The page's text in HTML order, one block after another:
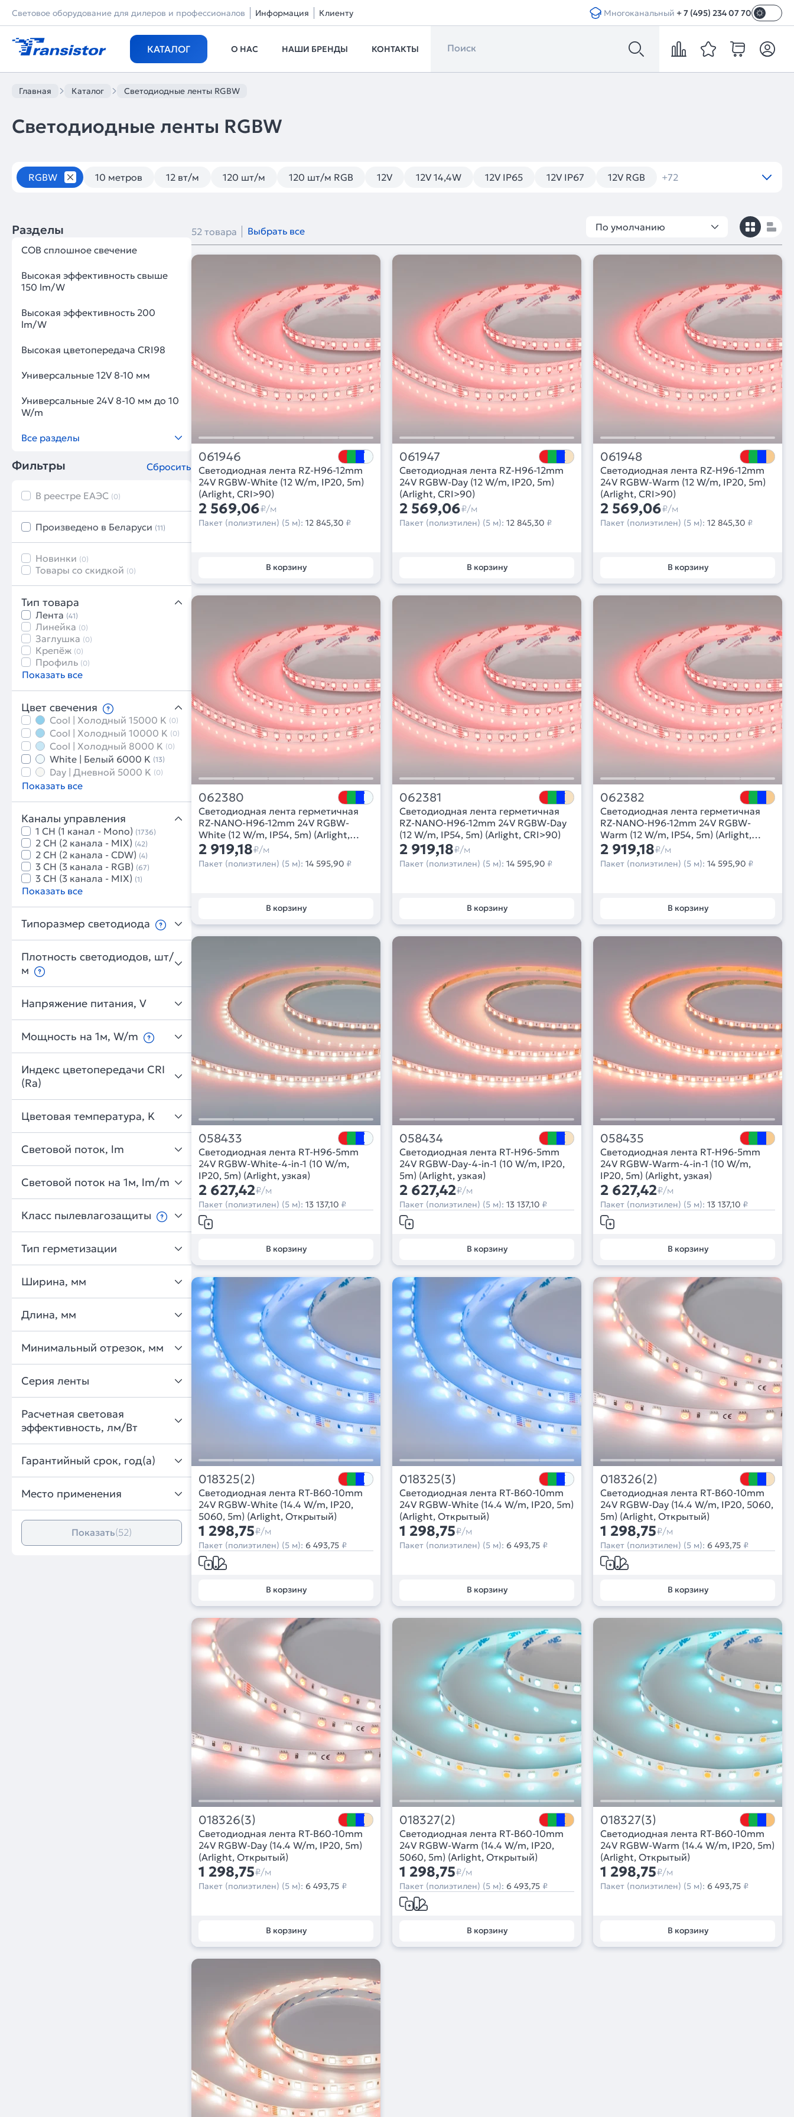
Световое оборудование для дилеров и профессионалов Информация Клиенту Многоканальный + 7 (495) 234 07 70
КАТАЛОГ О НАС НАШИ БРЕНДЫ КОНТАКТЫ
Главная Каталог Светодиодные ленты RGBW
Светодиодные ленты RGBW
RGBW
Светодиодные ленты
10 метров 12 вт/м 120 шт/м 120 шт/м RGB 12V 12V 14,4W 12V IP65 12V IP67 12V RGB +72
Разделы
COB сплошное свечение
Высокая эффективность свыше
150 lm/W
Высокая эффективность 200
lm/W
Высокая цветопередача CRI98
Универсальные 12V 8-10 мм
Универсальные 24V 8-10 мм до 10
W/m
Все разделы
Фильтры Сбросить
В реестре ЕАЭС (0)
Произведено в Беларуси (11)
Новинки (0)
Товары со скидкой (0)
Тип товара
Лента (41)
Линейка (0)
Заглушка (0)
Крепёж (0)
Профиль (0)
Показать все
Цвет свечения
Cool | Холодный 15000 K (0)
Cool | Холодный 10000 K (0)
Cool | Холодный 8000 K (0)
White | Белый 6000 K (13)
Day | Дневной 5000 K (0)
Показать все
Каналы управления
1 CH (1 канал - Mono) (1736)
2 CH (2 канала - MIX) (42)
2 CH (2 канала - CDW) (4)
3 CH (3 канала - RGB) (67)
3 CH (3 канала - MIX) (1)
Показать все
Типоразмер светодиода
Плотность светодиодов, шт/
м
Напряжение питания, V
Мощность на 1м, W/m
Индекс цветопередачи CRI
(Ra)
Цветовая температура, K
Световой поток, lm
Световой поток на 1м, lm/m
Класс пылевлагозащиты
Тип герметизации
Ширина, мм
Длина, мм
Минимальный отрезок, мм
Серия ленты
Расчетная световая
эффективность, лм/Вт
Гарантийный срок, год(а)
Место применения
Показать(52)
52 товара Выбрать все По умолчанию
061946
Светодиодная лента RZ-H96-12mm
24V RGBW-White (12 W/m, IP20, 5m)
(Arlight, CRI>90)
2 569,06₽/м
Пакет (полиэтилен) (5 м): 12 845,30 ₽
В корзину
061947
Светодиодная лента RZ-H96-12mm
24V RGBW-Day (12 W/m, IP20, 5m)
(Arlight, CRI>90)
2 569,06₽/м
Пакет (полиэтилен) (5 м): 12 845,30 ₽
В корзину
061948
Светодиодная лента RZ-H96-12mm
24V RGBW-Warm (12 W/m, IP20, 5m)
(Arlight, CRI>90)
2 569,06₽/м
Пакет (полиэтилен) (5 м): 12 845,30 ₽
В корзину
062380
Светодиодная лента герметичная
RZ-NANO-H96-12mm 24V RGBW-
White (12 W/m, IP54, 5m) (Arlight,
CRI>90)
2 919,18₽/м
Пакет (полиэтилен) (5 м): 14 595,90 ₽
В корзину
062381
Светодиодная лента герметичная
RZ-NANO-H96-12mm 24V RGBW-Day
(12 W/m, IP54, 5m) (Arlight, CRI>90)
2 919,18₽/м
Пакет (полиэтилен) (5 м): 14 595,90 ₽
В корзину
062382
Светодиодная лента герметичная
RZ-NANO-H96-12mm 24V RGBW-
Warm (12 W/m, IP54, 5m) (Arlight,
CRI>90)
2 919,18₽/м
Пакет (полиэтилен) (5 м): 14 595,90 ₽
В корзину
058433
Светодиодная лента RT-H96-5mm
24V RGBW-White-4-in-1 (10 W/m,
IP20, 5m) (Arlight, узкая)
2 627,42₽/м
Пакет (полиэтилен) (5 м): 13 137,10 ₽
В корзину
058434
Светодиодная лента RT-H96-5mm
24V RGBW-Day-4-in-1 (10 W/m, IP20,
5m) (Arlight, узкая)
2 627,42₽/м
Пакет (полиэтилен) (5 м): 13 137,10 ₽
В корзину
058435
Светодиодная лента RT-H96-5mm
24V RGBW-Warm-4-in-1 (10 W/m,
IP20, 5m) (Arlight, узкая)
2 627,42₽/м
Пакет (полиэтилен) (5 м): 13 137,10 ₽
В корзину
018325(2)
Светодиодная лента RT-B60-10mm
24V RGBW-White (14.4 W/m, IP20,
5060, 5m) (Arlight, Открытый)
1 298,75₽/м
Пакет (полиэтилен) (5 м): 6 493,75 ₽
В корзину
018325(3)
Светодиодная лента RT-B60-10mm
24V RGBW-White (14.4 W/m, IP20, 5m)
(Arlight, Открытый)
1 298,75₽/м
Пакет (полиэтилен) (5 м): 6 493,75 ₽
В корзину
018326(2)
Светодиодная лента RT-B60-10mm
24V RGBW-Day (14.4 W/m, IP20, 5060,
5m) (Arlight, Открытый)
1 298,75₽/м
Пакет (полиэтилен) (5 м): 6 493,75 ₽
В корзину
018326(3)
Светодиодная лента RT-B60-10mm
24V RGBW-Day (14.4 W/m, IP20, 5m)
(Arlight, Открытый)
1 298,75₽/м
Пакет (полиэтилен) (5 м): 6 493,75 ₽
В корзину
018327(2)
Светодиодная лента RT-B60-10mm
24V RGBW-Warm (14.4 W/m, IP20,
5060, 5m) (Arlight, Открытый)
1 298,75₽/м
Пакет (полиэтилен) (5 м): 6 493,75 ₽
В корзину
018327(3)
Светодиодная лента RT-B60-10mm
24V RGBW-Warm (14.4 W/m, IP20, 5m)
(Arlight, Открытый)
1 298,75₽/м
Пакет (полиэтилен) (5 м): 6 493,75 ₽
В корзину